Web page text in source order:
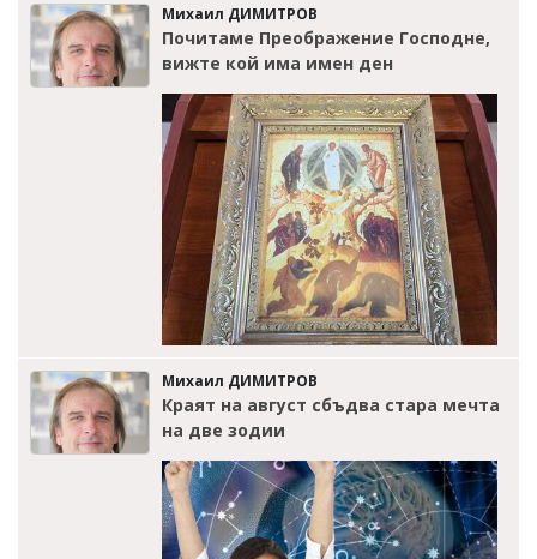
Михаил ДИМИТРОВ
Почитаме Преображение Господне,
вижте кой има имен ден
Михаил ДИМИТРОВ
Краят на август сбъдва стара мечта
на две зодии